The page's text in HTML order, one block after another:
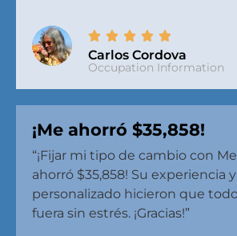
Carlos Cordova
Occupation Information
¡Me ahorró $35,858!
“¡Fijar mi tipo de cambio con
ahorró $35,858! Su experiencia
personalizado hicieron que
fuera sin estrés. ¡Gracias!”